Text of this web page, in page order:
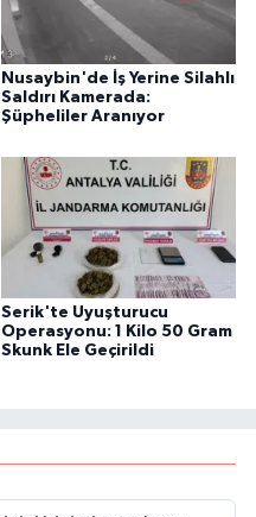
Nusaybin'de İş Yerine Silahlı
Saldırı Kamerada:
Şüpheliler Aranıyor
Serik'te Uyuşturucu
Operasyonu: 1 Kilo 50 Gram
Skunk Ele Geçirildi